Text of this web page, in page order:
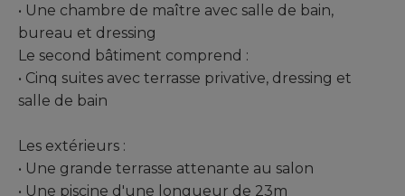
• Une chambre de maître avec salle de bain,
bureau et dressing
Le second bâtiment comprend :
• Cinq suites avec terrasse privative, dressing et
salle de bain
Les extérieurs :
• Une grande terrasse attenante au salon
• Une piscine d'une longueur de 23m